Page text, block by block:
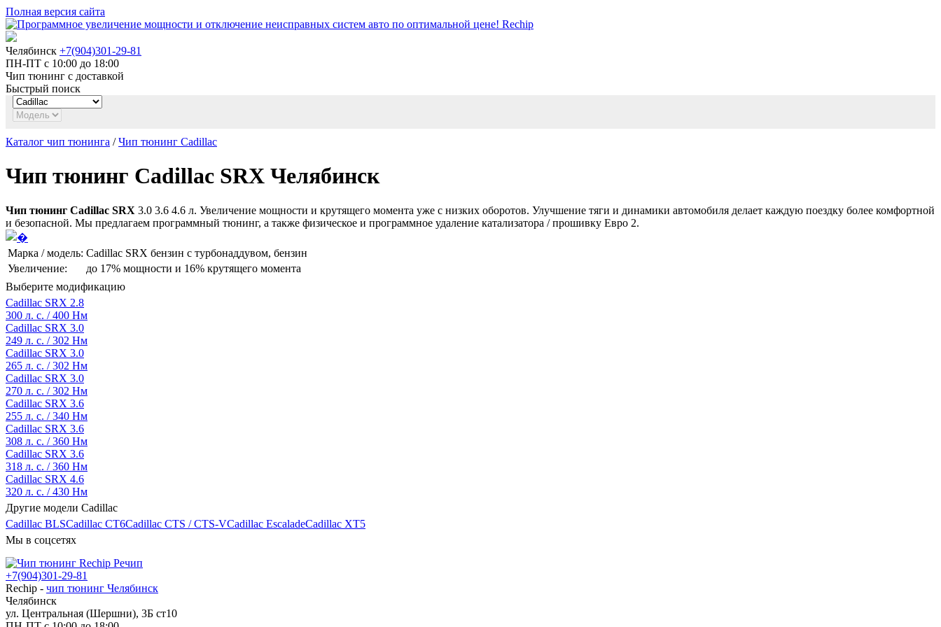
Полная версия сайта
Челябинск +7(904)301-29-81
ПН-ПТ с 10:00 до 18:00
Чип тюнинг с доставкой
Быстрый поиск
Каталог чип тюнинга /Чип тюнинг Cadillac
Чип тюнинг Cadillac SRX Челябинск
Чип тюнинг Cadillac SRX 3.0 3.6 4.6 л. Увеличение мощности и крутящего момента уже с низких оборотов. Улучшение тяги и динамики автомобиля делает каждую поездку более комфортной
и безопасной. Мы предлагаем программный тюнинг, а также физическое и программное удаление катализатора / прошивку Евро 2.
Марка / модель: Cadillac SRX бензин с турбонаддувом, бензин
Увеличение:
до 17% мощности и 16% крутящего момента
Выберите модификацию
Cadillac SRX 2.8
300 л. с. / 400 Нм
Cadillac SRX 3.0
249 л. с. / 302 Нм
Cadillac SRX 3.0
265 л. с. / 302 Нм
Cadillac SRX 3.0
270 л. с. / 302 Нм
Cadillac SRX 3.6
255 л. с. / 340 Нм
Cadillac SRX 3.6
308 л. с. / 360 Нм
Cadillac SRX 3.6
318 л. с. / 360 Нм
Cadillac SRX 4.6
320 л. с. / 430 Нм
Другие модели Cadillac
Cadillac BLSCadillac CT6Cadillac CTS / CTS-VCadillac EscaladeCadillac XT5
Мы в соцсетях
+7(904)301-29-81
Rechip - чип тюнинг Челябинск
Челябинск
ул. Центральная (Шершни), 3Б ст10